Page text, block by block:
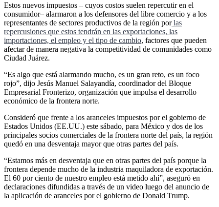
Estos nuevos impuestos – cuyos costos suelen repercutir en el
consumidor– alarmaron a los defensores del libre comercio y a los
representantes de sectores productivos de la región porlas
repercusiones que estos tendrán en las exportaciones, las
importaciones, el empleo y el tipo de cambio, factores que pueden
afectar de manera negativa la competitividad de comunidades como
Ciudad Juárez.
“Es algo que está alarmando mucho, es un gran reto, es un foco
rojo”, dijo Jesús Manuel Salayandía, coordinador del Bloque
Empresarial Fronterizo, organización que impulsa el desarrollo
económico de la frontera norte.
Consideró que frente a los aranceles impuestos por el gobierno de
Estados Unidos (EE.UU.) este sábado, para México y dos de los
principales socios comerciales de la frontera norte del país, la región
quedó en una desventaja mayor que otras partes del país.
“Estamos más en desventaja que en otras partes del país porque la
frontera depende mucho de la industria maquiladora de exportación.
El 60 por ciento de nuestro empleo está metido ahí”, aseguró en
declaraciones difundidas a través de un video luego del anuncio de
la aplicación de aranceles por el gobierno de Donald Trump.